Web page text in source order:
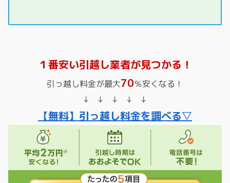
１番安い引越し業者が見つかる！
引っ越し料金が最大70％安くなる！
↓ ↓ ↓ ↓ ↓
【無料】引っ越し料金を調べる▽